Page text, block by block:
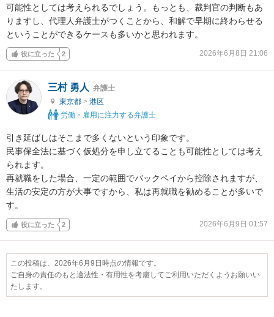
可能性としては考えられるでしょう。もっとも、裁判官の判断もあ
りますし、代理人弁護士がつくことから、和解で早期に終わらせる
ということができるケースも多いかと思われます。
役に立った 2 2026年6月8日 21:06
三村 勇人 弁護士
東京都 > 港区
労働・雇用に注力する弁護士
引き延ばしはそこまで多くないという印象です。
民事保全法に基づく仮処分を申し立てることも可能性としては考え
られます。
再就職をした場合、一定の範囲でバックペイから控除されますが、
生活の安定の方が大事ですから、私は再就職を勧めることが多いで
す。
役に立った 2 2026年6月9日 01:57
この投稿は、2026年6月9日時点の情報です。
ご自身の責任のもと適法性・有用性を考慮してご利用いただくようお願いい
たします。